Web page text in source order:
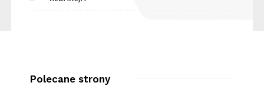
Polecane strony